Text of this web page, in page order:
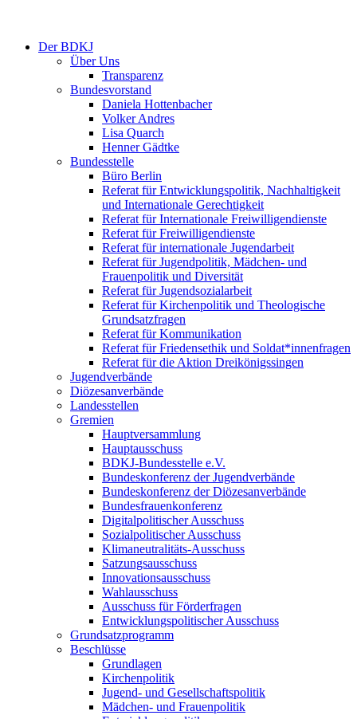
Der BDKJ
Über Uns
Transparenz
Bundesvorstand
Daniela Hottenbacher
Volker Andres
Lisa Quarch
Henner Gädtke
Bundesstelle
Büro Berlin
Referat für Entwicklungspolitik, Nachhaltigkeit
und Internationale Gerechtigkeit
Referat für Internationale Freiwilligendienste
Referat für Freiwilligendienste
Referat für internationale Jugendarbeit
Referat für Jugendpolitik, Mädchen- und
Frauenpolitik und Diversität
Referat für Jugendsozialarbeit
Referat für Kirchenpolitik und Theologische
Grundsatzfragen
Referat für Kommunikation
Referat für Friedensethik und Soldat*innenfragen
Referat für die Aktion Dreikönigssingen
Jugendverbände
Diözesanverbände
Landesstellen
Gremien
Hauptversammlung
Hauptausschuss
BDKJ-Bundesstelle e.V.
Bundeskonferenz der Jugendverbände
Bundeskonferenz der Diözesanverbände
Bundesfrauenkonferenz
Digitalpolitischer Ausschuss
Sozialpolitischer Ausschuss
Klimaneutralitäts-Ausschuss
Satzungsausschuss
Innovationsausschuss
Wahlausschuss
Ausschuss für Förderfragen
Entwicklungspolitischer Ausschuss
Grundsatzprogramm
Beschlüsse
Grundlagen
Kirchenpolitik
Jugend- und Gesellschaftspolitik
Mädchen- und Frauenpolitik